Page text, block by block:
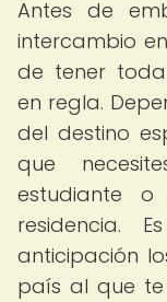
Antes de
intercambio
de tener
en regla.
del destino
que
estudiante
residencia.
anticipación
país al que